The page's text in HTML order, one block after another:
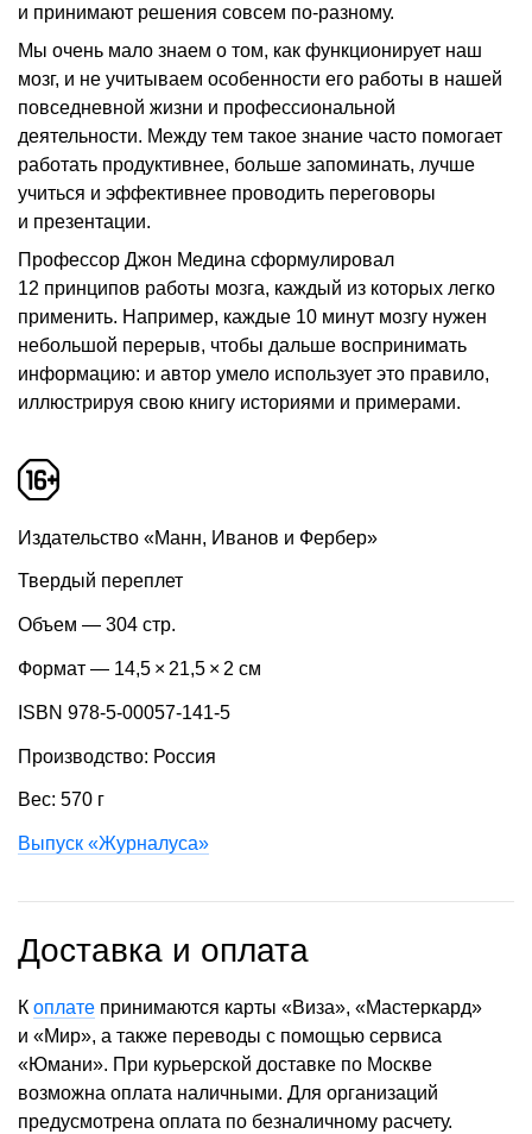
и принимают решения совсем по-разному.
Мы очень мало знаем о том, как функционирует наш
мозг, и не учитываем особенности его работы в нашей
повседневной жизни и профессиональной
деятельности. Между тем такое знание часто помогает
работать продуктивнее, больше запоминать, лучше
учиться и эффективнее проводить переговоры
и презентации.
Профессор Джон Медина сформулировал
12 принципов работы мозга, каждый из которых легко
применить. Например, каждые 10 минут мозгу нужен
небольшой перерыв, чтобы дальше воспринимать
информацию: и автор умело использует это правило,
иллюстрируя свою книгу историями и примерами.
Издательство «Манн, Иванов и Фербер»
Твердый переплет
Объем — 304 стр.
Формат — 14,5 × 21,5 × 2 см
ISBN 978-5-00057-141-5
Производство: Россия
Вес: 570 г
Выпуск «Журналуса»
Доставка и оплата
К оплате принимаются карты «Виза», «Мастеркард»
и «Мир», а также переводы с помощью сервиса
«Юмани». При курьерской доставке по Москве
возможна оплата наличными. Для организаций
предусмотрена оплата по безналичному расчету.